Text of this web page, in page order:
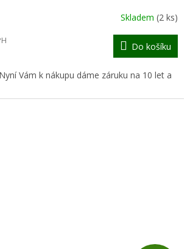
R
M
A
Skladem (2 ks)
Do košíku
Vám k nákupu dáme záruku na 10 let a